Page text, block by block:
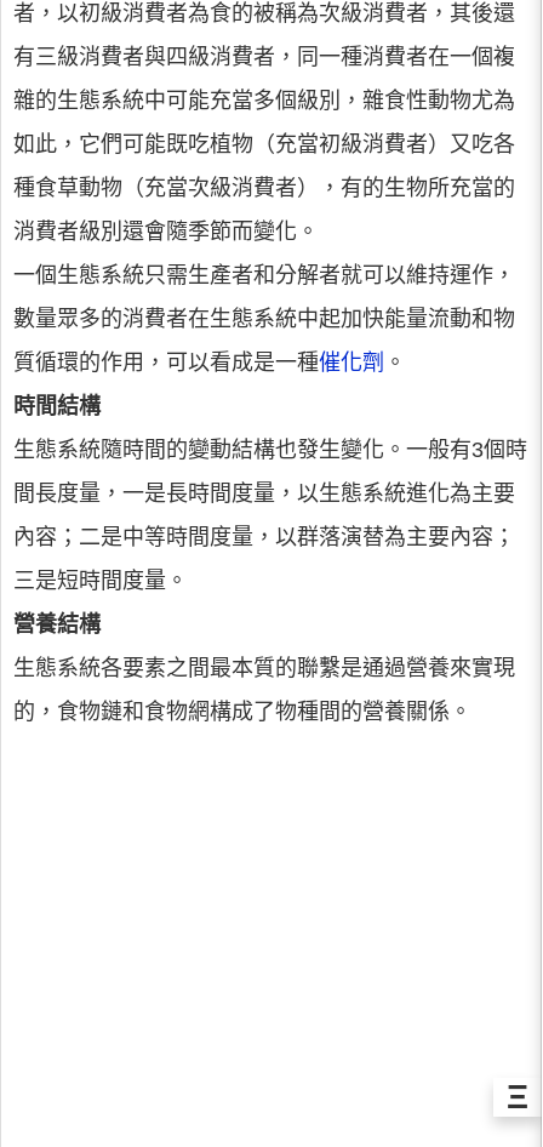
者，以初級消費者為食的被稱為次級消費者，其後還
有三級消費者與四級消費者，同一種消費者在一個複
雜的生態系統中可能充當多個級別，雜食性動物尤為
如此，它們可能既吃植物（充當初級消費者）又吃各
種食草動物（充當次級消費者），有的生物所充當的
消費者級別還會隨季節而變化。
一個生態系統只需生產者和分解者就可以維持運作，
數量眾多的消費者在生態系統中起加快能量流動和物
質循環的作用，可以看成是一種催化劑 。
時間結構
生態系統隨時間的變動結構也發生變化。一般有3個時
間長度量，一是長時間度量，以生態系統進化為主要
內容；二是中等時間度量，以群落演替為主要內容；
三是短時間度量。
營養結構
生態系統各要素之間最本質的聯繫是通過營養來實現
的，食物鏈和食物網構成了物種間的營養關係。
Ξ